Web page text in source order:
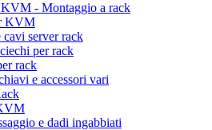
- Montaggio a rack
KVM
cavi server rack
per rack
rack
e accessori vari
e dadi ingabbiati